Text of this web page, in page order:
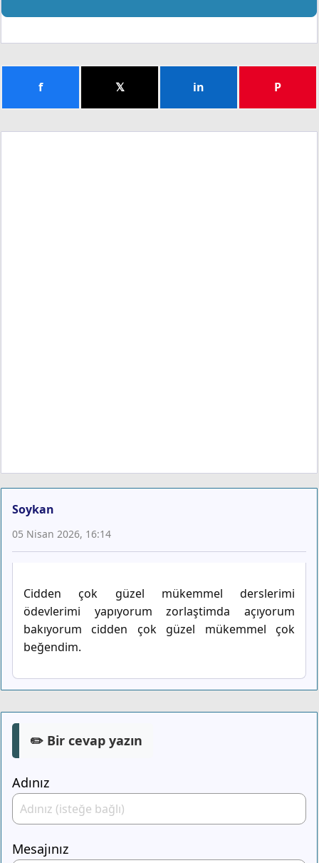
f 𝕏 in P
Soykan
05 Nisan 2026, 16:14
Cidden çok güzel mükemmel derslerimi
ödevlerimi yapıyorum zorlaştimda açıyorum
bakıyorum cidden çok güzel mükemmel çok
beğendim.
✏️ Bir cevap yazın
Adınız
Mesajınız